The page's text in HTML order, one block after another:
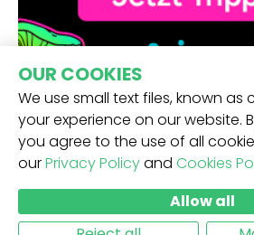
ERHALTE UNSEREN
OUR COOKIES
We use small text files, known as
your experience on our website.
you agree to the use of all
ourPrivacy Policyand Cookies
Allow all